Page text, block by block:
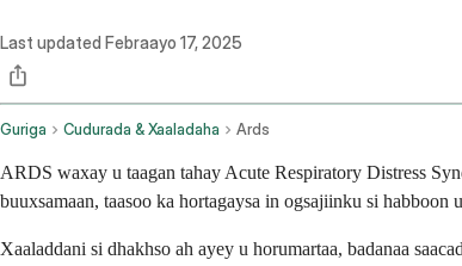
Last updated Febraayo 17, 2025
Guriga Cudurada & Xaaladaha Ards
ARDS waxay u taagan tahay Acute Respiratory Distress
buuxsamaan, taasoo ka hortagaysa in ogsajiinku si habboon
Xaaladdani si dhakhso ah ayey u horumartaa, badanaa